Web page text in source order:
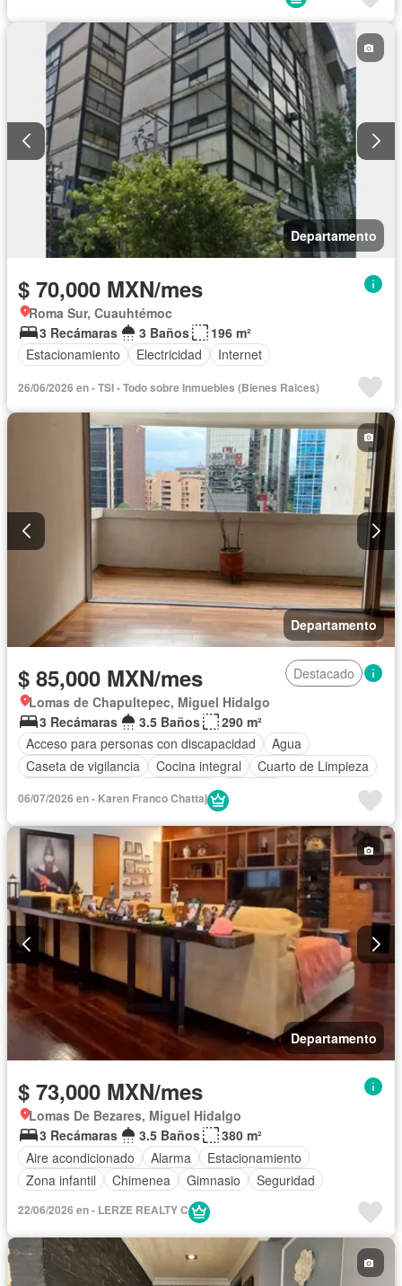
Departamento
$ 70,000 MXN/mes
Roma Sur, Cuauhtémoc
3 Recámaras
3 Baños
196 m²
Estacionamiento
Electricidad Internet
26/06/2026 en - TSI - Todo sobre Inmuebles (Bienes Raices)
Departamento
$ 85,000 MXN/mes
Destacado
Lomas de Chapultepec, Miguel Hidalgo
3 Recámaras
3.5 Baños
290 m²
Acceso para personas con discapacidad
Agua
Caseta de vigilancia
Cocina integral
Cuarto de Limpieza
Electricidad
Recámara con closet
Seguridad
Televisión por cable Terraza
Wifi
Sin amueblar
06/07/2026 en - Karen Franco Chattaj
Departamento
$ 73,000 MXN/mes
Lomas De Bezares, Miguel Hidalgo
3 Recámaras
3.5 Baños
380 m²
Aire acondicionado
Alarma
Estacionamiento
Zona infantil
Chimenea Gimnasio Seguridad
22/06/2026 en - LERZE REALTY C